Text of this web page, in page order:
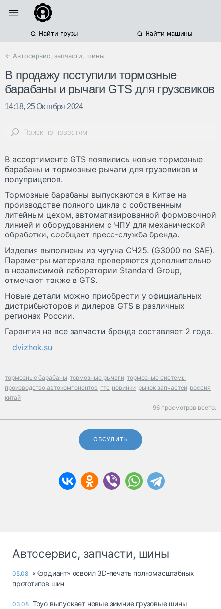
Найти грузы Найти машины
← Автосервис, запчасти, шины
В продажу поступили тормозные
барабаны и рычаги GTS для грузовиков
14:18, 25 Октября 2024
В ассортименте GTS появились новые тормозные
барабаны и тормозные рычаги для грузовиков и
полуприцепов.
Тормозные барабаны выпускаются в Китае на
производстве полного цикла с собственным
литейным цехом, автоматизированной формовочной
линией и оборудованием с ЧПУ для механической
обработки, сообщает пресс-служба бренда.
Изделия выполнены из чугуна СЧ25. (G3000 по SAE).
Параметры материала проверяются дополнительно
в независимой лаборатории Standard Group,
отмечают также в GTS.
Новые детали можно приобрести у официальных
дистрибьюторов и дилеров GTS в различных
регионах России.
Гарантия на все запчасти бренда составляет 2 года.
dvizhok.su
тормозные барабаны тормозные рычаги тормозные системы
производство автокомпонентов гтс новинки рынок запчастей россия
китай
96 просмотров всего.
ОБСУДИТЬ
Автосервис, запчасти, шины
05.08 «Кордиант» освоил 3D-печать полномасштабных
прототипов шин
03.08 Toyo выпускает новые зимние грузовые шины